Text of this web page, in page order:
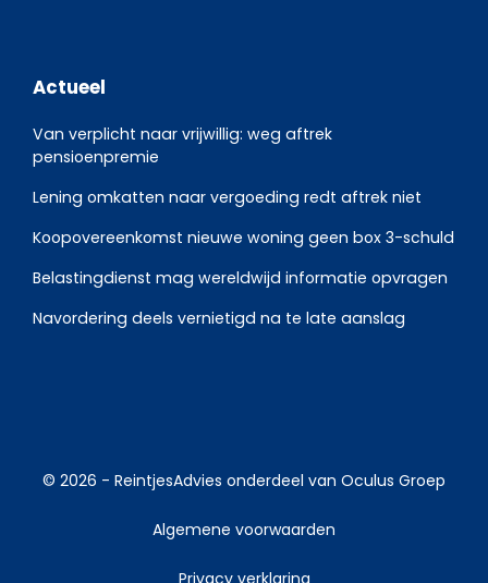
Actueel
Van verplicht naar vrijwillig: weg aftrek
pensioenpremie
Lening omkatten naar vergoeding redt aftrek niet
Koopovereenkomst nieuwe woning geen box 3-schuld
Belastingdienst mag wereldwijd informatie opvragen
Navordering deels vernietigd na te late aanslag
© 2026 - ReintjesAdvies onderdeel van Oculus Groep
Algemene voorwaarden
Privacy verklaring